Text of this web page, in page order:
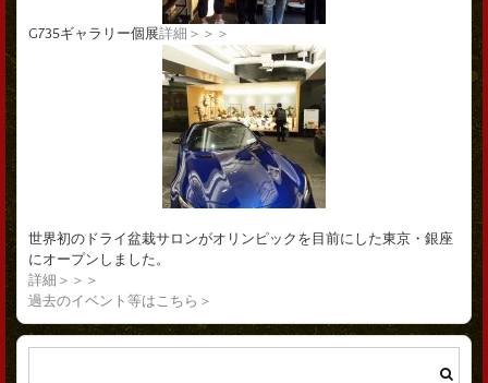
G735ギャラリー個展詳細＞＞＞
世界初のドライ盆栽サロンがオリンピックを目前にした東京・銀座
にオープンしました。
詳細＞＞＞
過去のイベント等はこちら＞